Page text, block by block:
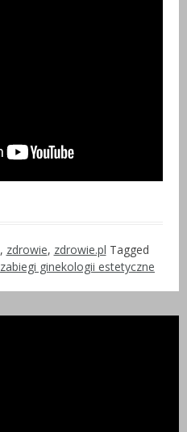
, zdrowie, zdrowie.pl Tagged
zabiegi ginekologii estetyczne